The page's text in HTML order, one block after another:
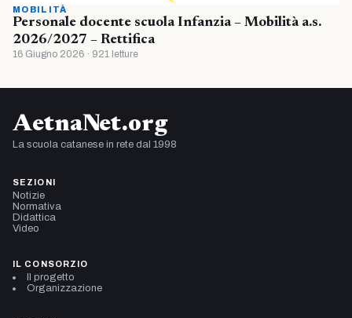
MOBILITÀ
Personale docente scuola Infanzia – Mobilità a.s.
2026/2027 – Rettifica
16 Giugno 2026 · 921 letture
AetnaNet.org
La scuola catanese in rete dal 1998
SEZIONI
Notizie
Normativa
Didattica
Video
IL CONSORZIO
Il progetto
Organizzazione